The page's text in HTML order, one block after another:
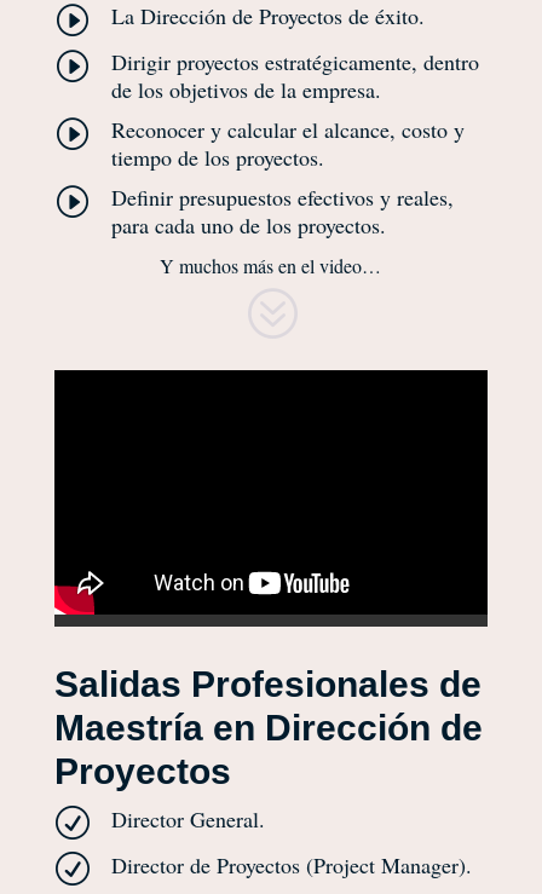
I La Dirección de Proyectos de éxito.
I
Dirigir proyectos estratégicamente, dentro
de los objetivos de la empresa.
I
Reconocer y calcular el alcance, costo y
tiempo de los proyectos.
I
Definir presupuestos efectivos y reales,
para cada uno de los proyectos.
Y muchos más en el video…
Salidas Profesionales de
Maestría en Dirección de
Proyectos
R Director General.
R Director de Proyectos (Project Manager).